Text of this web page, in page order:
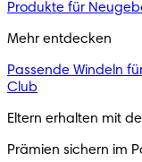
Produkte für
Mehr entdecken
Passende Windeln
Club
Eltern erhalten mit
Prämien sichern im